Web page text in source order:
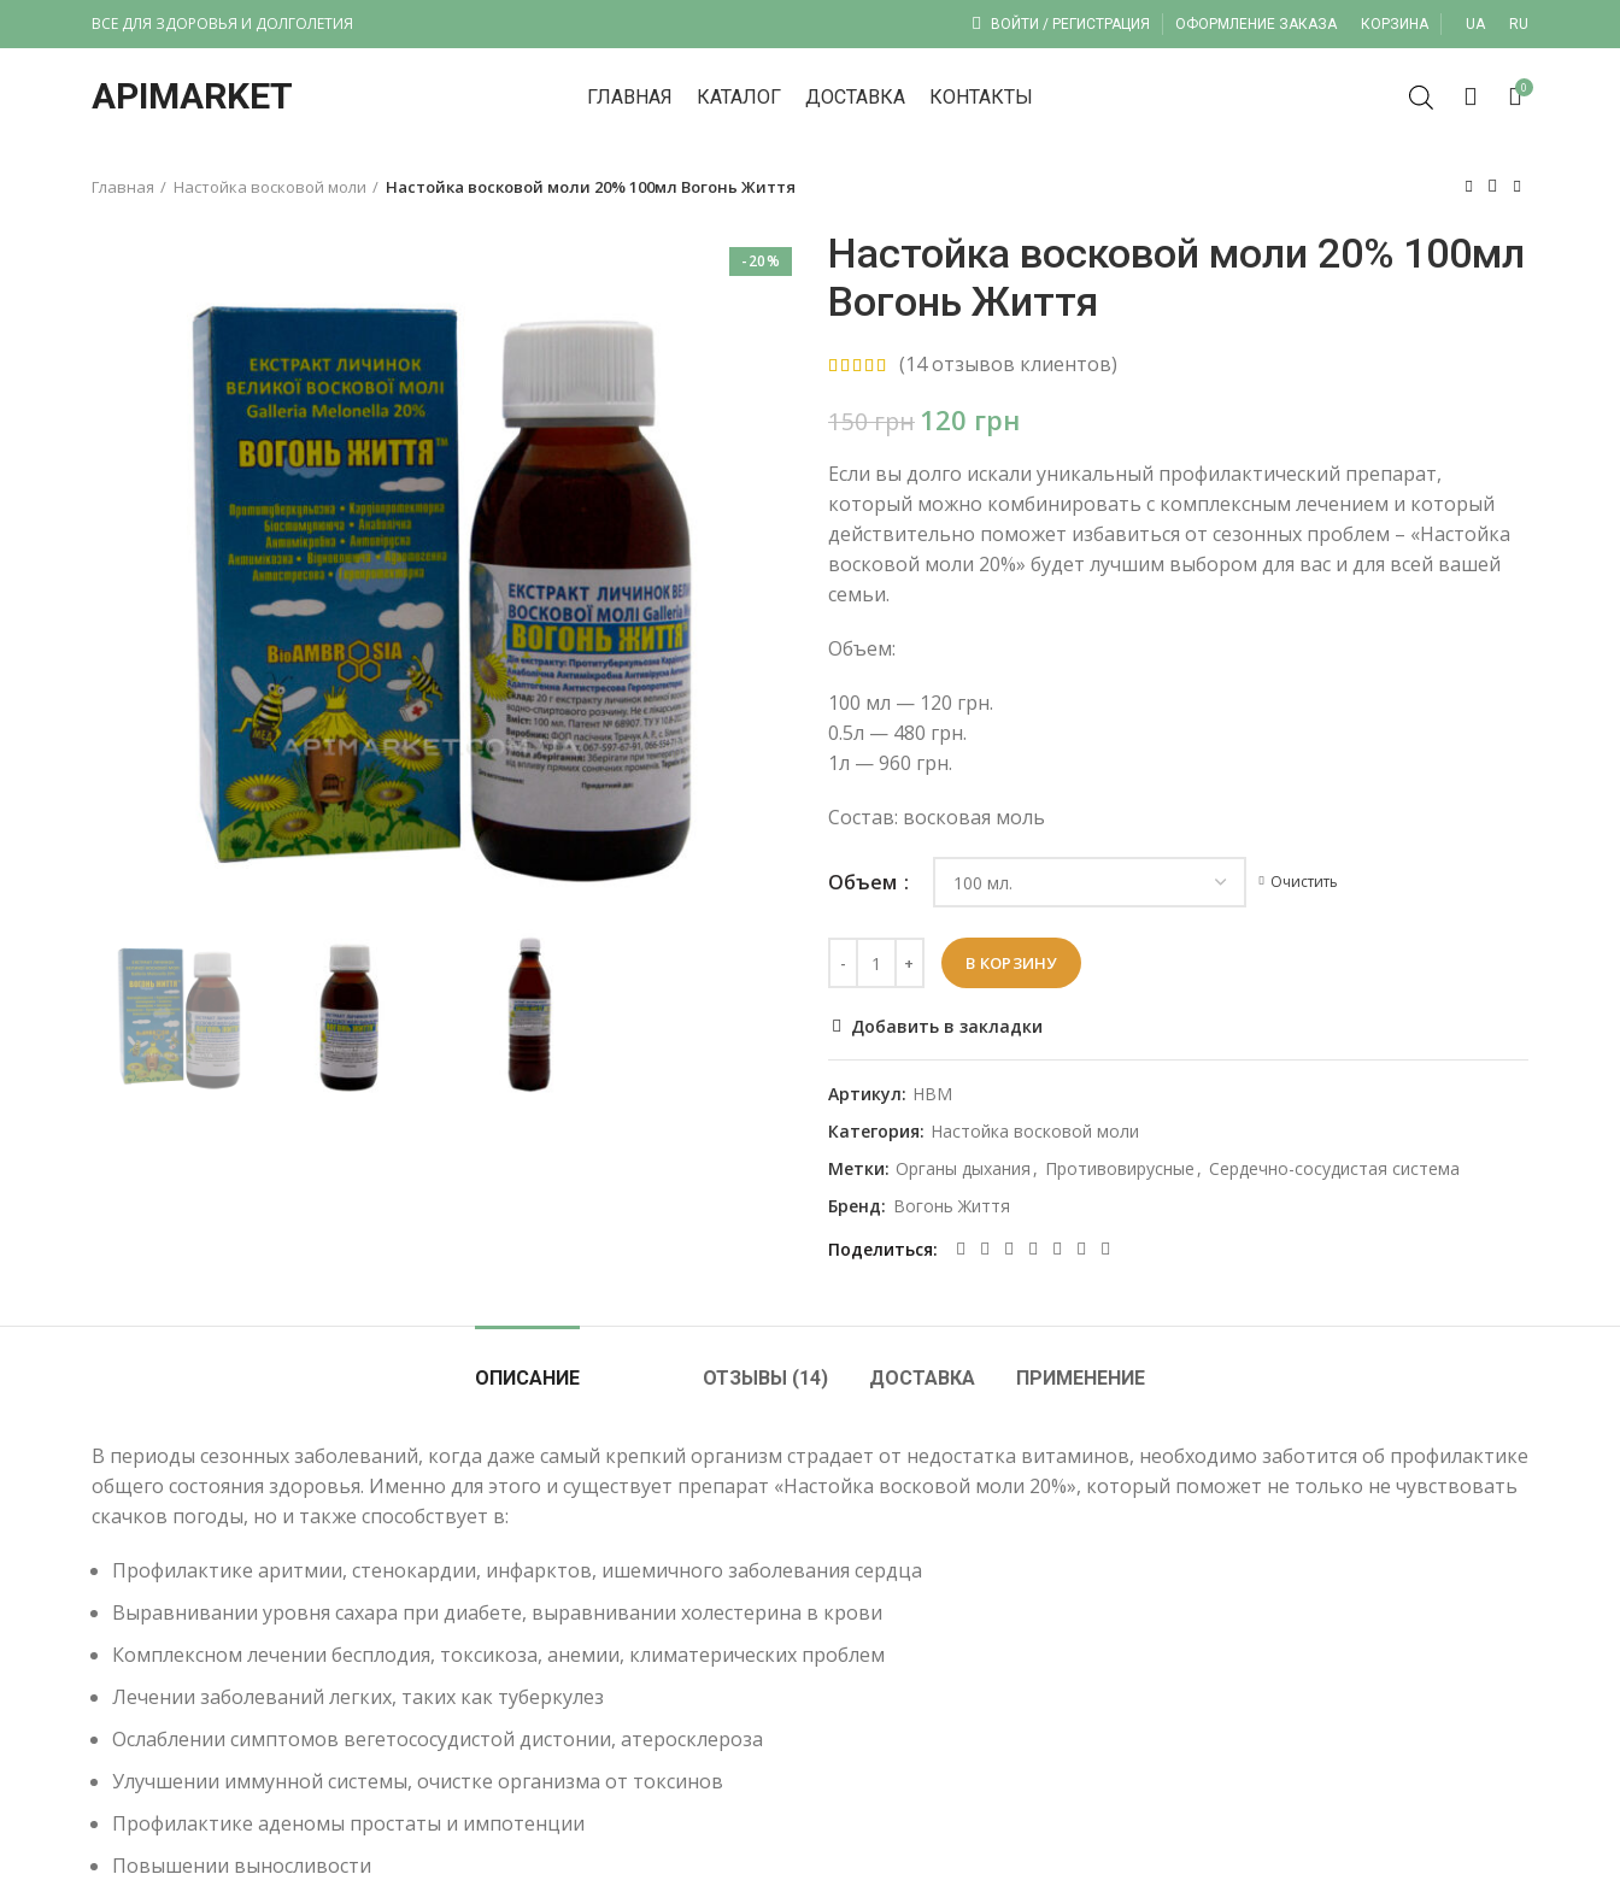
ВСЕ ДЛЯ ЗДОРОВЬЯ И ДОЛГОЛЕТИЯ ВОЙТИ / РЕГИСТРАЦИЯ ОФОРМЛЕНИЕ ЗАКАЗА КОРЗИНА UA RU
APIMARKET ГЛАВНАЯ КАТАЛОГ ДОСТАВКА КОНТАКТЫ 0
Главная Настойка восковой моли Настойка восковой моли 20% 100мл Вогонь Життя
-20%
Настойка восковой моли 20% 100мл
Вогонь Життя
(14отзывов клиентов)
150грн 120 грн
Если вы долго искали уникальный профилактический препарат,
который можно комбинировать с комплексным лечением и который
действительно поможет избавиться от сезонных проблем – «Настойка
восковой моли 20%» будет лучшим выбором для вас и для всей вашей
семьи.
Объем:
100 мл — 120 грн.
0.5л — 480 грн.
1л — 960 грн.
Состав: восковая моль
Объем Очистить
В КОРЗИНУ
Добавить в закладки
Артикул: НВМ
Категория: Настойка восковой моли
Метки: Органы дыхания , Противовирусные , Сердечно-сосудистая система
Бренд: Вогонь Життя
Поделиться
ОПИСАНИЕ ОТЗЫВЫ (14) ДОСТАВКА ПРИМЕНЕНИЕ
В периоды сезонных заболеваний, когда даже самый крепкий организм страдает от недостатка витаминов, необходимо заботится об профилактике
общего состояния здоровья. Именно для этого и существует препарат «Настойка восковой моли 20%», который поможет не только не чувствовать
скачков погоды, но и также способствует в:
Профилактике аритмии, стенокардии, инфарктов, ишемичного заболевания сердца
Выравнивании уровня сахара при диабете, выравнивании холестерина в крови
Комплексном лечении бесплодия, токсикоза, анемии, климатерических проблем
Лечении заболеваний легких, таких как туберкулез
Ослаблении симптомов вегетососудистой дистонии, атеросклероза
Улучшении иммунной системы, очистке организма от токсинов
Профилактике аденомы простаты и импотенции
Повышении выносливости